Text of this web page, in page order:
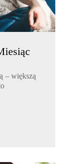
– większą